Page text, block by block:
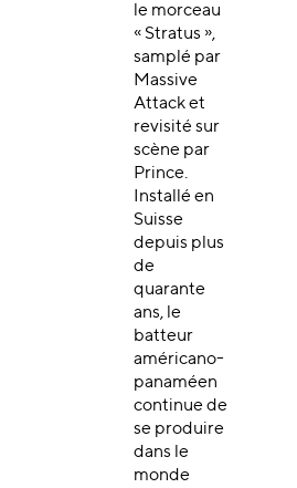
le morceau
« Stratus »,
samplé par
Massive
Attack et
revisité sur
scène par
Prince.
Installé en
Suisse
depuis plus
de
quarante
ans, le
batteur
américano-
panaméen
continue de
se produire
dans le
monde